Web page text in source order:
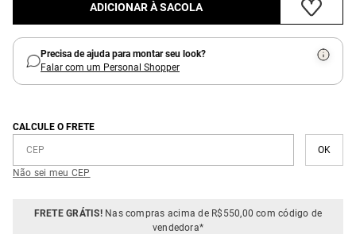
ADICIONAR À SACOLA
Precisa de ajuda para montar seu look?
Falar com um Personal Shopper
CALCULE O FRETE
Não sei meu CEP
FRETE GRÁTIS!Nas compras acima de R$550,00 com código de
vendedora*